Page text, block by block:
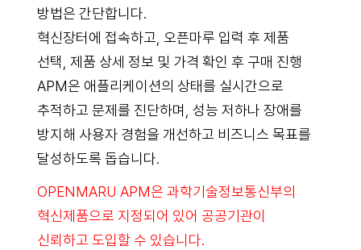
방법은 간단합니다.
혁신장터에 접속하고, 오픈마루 입력 후 제품
선택, 제품 상세 정보 및 가격 확인 후 구매 진행
APM은 애플리케이션의 상태를 실시간으로
추적하고 문제를 진단하며, 성능 저하나 장애를
방지해 사용자 경험을 개선하고 비즈니스 목표를
달성하도록 돕습니다.
OPENMARU APM은 과학기술정보통신부의
혁신제품으로 지정되어 있어 공공기관이
신뢰하고 도입할 수 있습니다.